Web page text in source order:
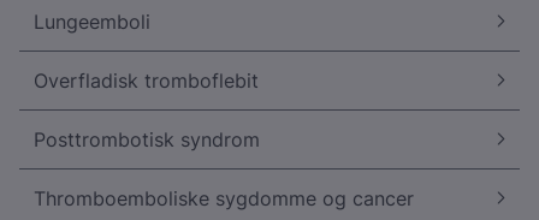
Lungeemboli
Overfladisk tromboflebit
Posttrombotisk syndrom
Thromboemboliske sygdomme og cancer